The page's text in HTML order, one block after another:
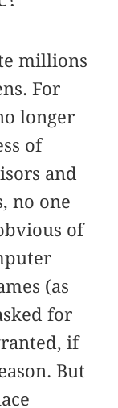
millions
For
longer
of
and
no one
of
(as
for
if
But